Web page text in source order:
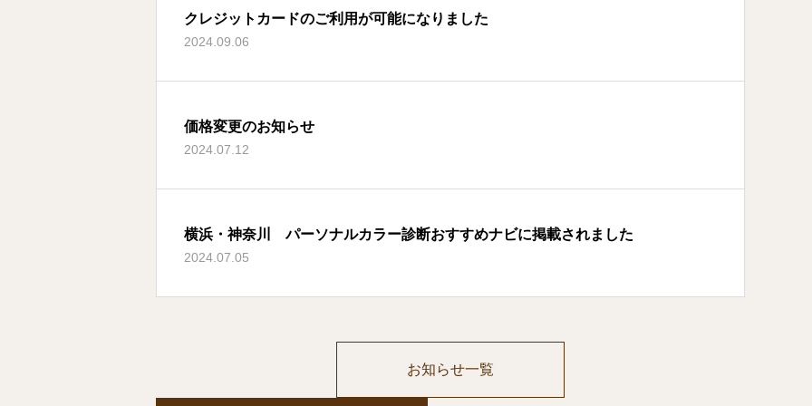
クレジットカードのご利用が可能になりました
2024.09.06
価格変更のお知らせ
2024.07.12
横浜・神奈川 パーソナルカラー診断おすすめナビに掲載されました
2024.07.05
お知らせ一覧